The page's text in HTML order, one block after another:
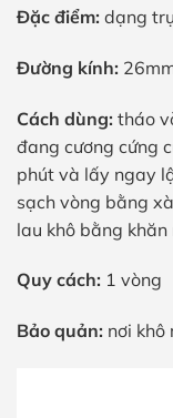
Đặc điểm: dạng
Đường kính:
Cách dùng: tháo
đang cương cứng
phút và lấy ngay
sạch vòng bằng
lau khô bằng khăn
Quy cách: 1 vòng
Bảo quản: nơi